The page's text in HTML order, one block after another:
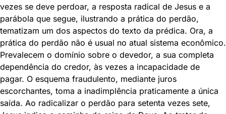
vezes se deve perdoar, a resposta radical de Jesus e a
parábola que segue, ilustrando a prática do perdão,
tematizam um dos aspectos do texto da prédica. Ora, a
prática do perdão não é usual no atual sistema econômico.
Prevalecem o domínio sobre o devedor, a sua completa
dependência do credor, às vezes a incapacidade de
pagar. O esquema fraudulento, mediante juros
escorchantes, toma a inadimplência praticamente a única
saída. Ao radicalizar o perdão para setenta vezes sete,